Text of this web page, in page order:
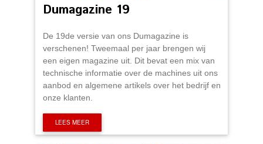
Dumagazine 19
De 19de versie van ons Dumagazine is
verschenen! Tweemaal per jaar brengen wij
een eigen magazine uit. Dit bevat een mix van
technische informatie over de machines uit ons
aanbod en algemene artikels over het bedrijf en
onze klanten.
LEES MEER